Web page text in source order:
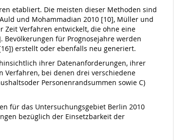
etabliert. Die meisten dieser Methoden sind
und Mohammadian 2010 [10], Müller und
Zeit Verfahren entwickelt, die ohne eine
Bevölkerungen für Prognosejahre werden
erstellt oder ebenfalls neu generiert.
ihrer Datenanforderungen, ihrer
Verfahren, bei denen drei verschiedene
Personenrandsummen sowie C)
für das Untersuchungsgebiet Berlin 2010
bezüglich der Einsetzbarkeit der